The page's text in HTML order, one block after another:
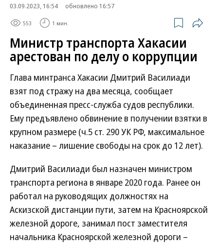
03.09.2023, 16:54
обновлено 16:57
553 1 мин.
Министр транспорта Хакасии
арестован по делу о коррупции
Глава минтранса Хакасии Дмитрий Василиади
взят под стражу на два месяца, сообщает
объединенная пресс-служба судов республики.
Ему предъявлено обвинение в получении взятки в
крупном размере (ч.5 ст. 290 УК РФ, максимальное
наказание – лишение свободы на срок до 12 лет).
Дмитрий Василиади был назначен министром
транспорта региона в январе 2020 года. Ранее он
работал на руководящих должностях на
Аскизской дистанции пути, затем на Красноярской
железной дороге, занимал пост заместителя
начальника Красноярской железной дороги –